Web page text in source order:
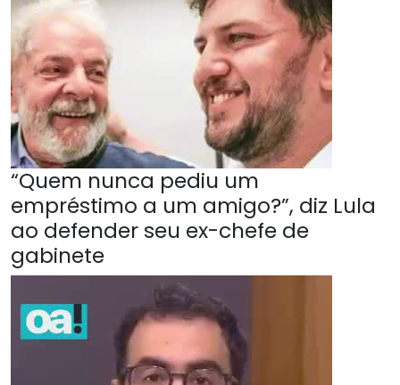
“Quem nunca pediu um
empréstimo a um amigo?”, diz Lula
ao defender seu ex-chefe de
gabinete